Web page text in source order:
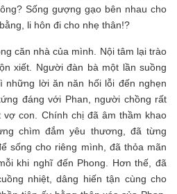
Sống gượng gạo bên nhau cho
li hôn đi cho nhẹ thân!?
căn nhà của mình. Nội tâm lại trào
xiết. Người đàn bà một lần suồng
những lời ăn năn hối lỗi đến nghẹn
đáng với Phan, người chồng rất
con. Chính chị đã âm thầm khao
chìm đắm yêu thương, đã từng
sống cho riêng mình, đã thỏa mãn
khi nghĩ đến Phong. Hơn thế, đã
nhiệt, dâng hiến tận cùng cho